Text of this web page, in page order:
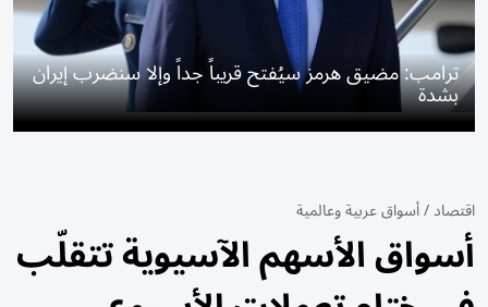
ترامب: مضيق هرمز سيُفتح قريباً جداً وإلا سنضرب إيران
بشدة
اقتصاد/أسواق عربية وعالمية
أسواق الأسهم الآسيوية تتقلّب